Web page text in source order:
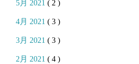
5月 2021( 2 )
4月 2021( 3 )
3月 2021( 3 )
2月 2021( 4 )